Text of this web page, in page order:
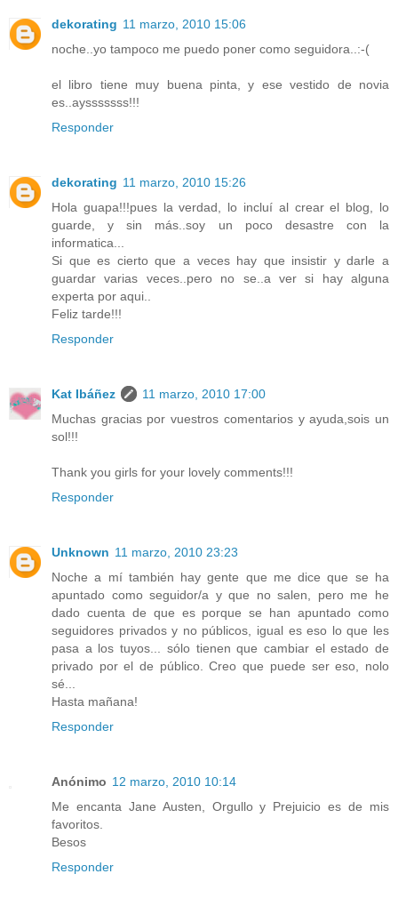
dekorating 11 marzo, 2010 15:06
noche..yo tampoco me puedo poner como seguidora..:-(
el libro tiene muy buena pinta, y ese vestido de novia
es..aysssssss!!!
Responder
dekorating 11 marzo, 2010 15:26
Hola guapa!!!pues la verdad, lo incluí al crear el blog, lo
guarde, y sin más..soy un poco desastre con la
informatica...
Si que es cierto que a veces hay que insistir y darle a
guardar varias veces..pero no se..a ver si hay alguna
experta por aqui..
Feliz tarde!!!
Responder
Kat Ibáñez
11 marzo, 2010 17:00
Muchas gracias por vuestros comentarios y ayuda,sois un
sol!!!
Thank you girls for your lovely comments!!!
Responder
Unknown 11 marzo, 2010 23:23
Noche a mí también hay gente que me dice que se ha
apuntado como seguidor/a y que no salen, pero me he
dado cuenta de que es porque se han apuntado como
seguidores privados y no públicos, igual es eso lo que les
pasa a los tuyos... sólo tienen que cambiar el estado de
privado por el de público. Creo que puede ser eso, nolo
sé...
Hasta mañana!
Responder
Anónimo 12 marzo, 2010 10:14
Me encanta Jane Austen, Orgullo y Prejuicio es de mis
favoritos.
Besos
Responder